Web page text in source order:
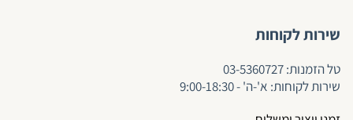
שירות לקוחות
טל הזמנות:03-5360727
שירות לקוחות: א'-ה' - 9:00-18:30